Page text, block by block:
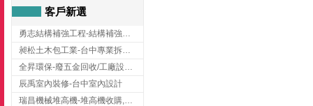
客戶新選
勇志結構補強工程-結構補強工程 ,桃園結構補強工程,龍潭結構補強工程
昶松土木包工業-台中專業拆除工程/挖土機出租
全昇環保-廢五金回收/工廠設備收購/機械設備回收/高價收購廠房設備
辰禹室內裝修-台中室內設計
瑞昌機械堆高機-堆高機收購,新北市堆高機,桃園堆高機